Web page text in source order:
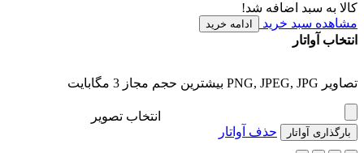
کالا به سبد اضافه شد!
مشاهده سبد خرید
ادامه خرید
انتخاب آواتار
تصاویر PNG, JPEG, JPG بیشترین حجم مجاز 3 مگابایت
انتخاب تصویر
بارگذاری آواتار حذف آواتار